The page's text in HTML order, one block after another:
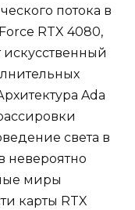
потока в
RTX 4080,
искусственный
Ada
света в
невероятно
миры
карты RTX